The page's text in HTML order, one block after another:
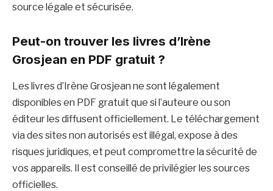
source légale et sécurisée.
Peut-on trouver les livres d’Irène
Grosjean en PDF gratuit ?
Les livres d’Irène Grosjean ne sont légalement
disponibles en PDF gratuit que si l’auteure ou son
éditeur les diffusent officiellement. Le téléchargement
via des sites non autorisés est illégal, expose à des
risques juridiques, et peut compromettre la sécurité de
vos appareils. Il est conseillé de privilégier les sources
officielles.